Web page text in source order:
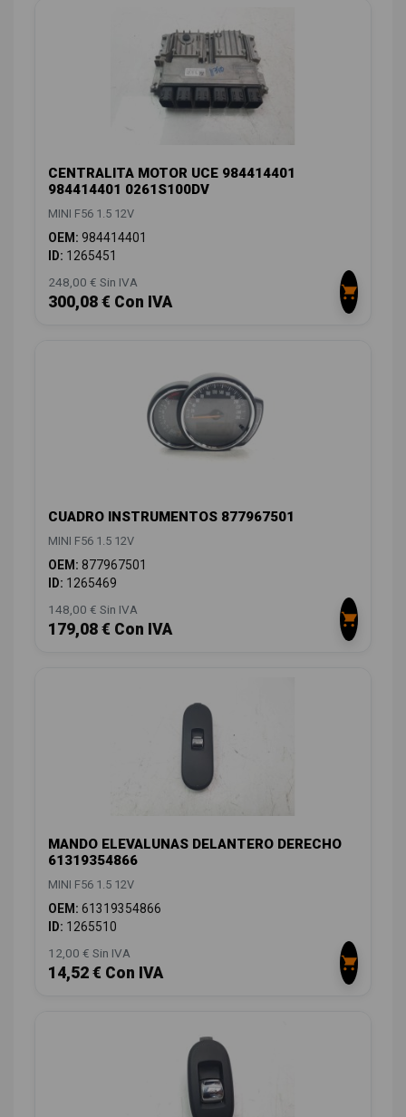
CENTRALITA MOTOR UCE 984414401
984414401 0261S100DV
MINI F56 1.5 12V
OEM: 984414401
ID: 1265451
248,00 € Sin IVA
300,08 € Con IVA
CUADRO INSTRUMENTOS 877967501
MINI F56 1.5 12V
OEM: 877967501
ID: 1265469
148,00 € Sin IVA
179,08 € Con IVA
MANDO ELEVALUNAS DELANTERO DERECHO
61319354866
MINI F56 1.5 12V
OEM: 61319354866
ID: 1265510
12,00 € Sin IVA
14,52 € Con IVA